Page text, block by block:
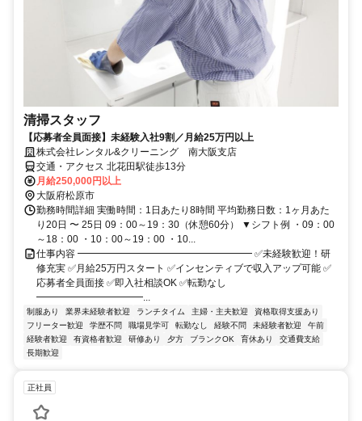
清掃スタッフ
【応募者全員面接】未経験入社9割／月給25万円以上
株式会社レンタル&クリーニング 南大阪支店
交通・アクセス 北花田駅徒歩13分
月給250,000円以上
大阪府松原市
勤務時間詳細 実働時間：1日あたり8時間 平均勤務日数：1ヶ月あた
り20日 〜 25日 09：00～19：30（休憩60分） ▼シフト例 ・09：00
～18：00 ・10：00～19：00 ・10...
仕事内容 ━━━━━━━━━━━━━━━━━━ ✅未経験歓迎！研
修充実 ✅月給25万円スタート ✅インセンティブで収入アップ可能 ✅
応募者全員面接 ✅即入社相談OK ✅転勤なし
━━━━━━━━━━━...
制服あり 業界未経験者歓迎 ランチタイム 主婦・主夫歓迎
資格取得支援あり
フリーター歓迎
学歴不問 職場見学可 転勤なし 経験不問 未経験者歓迎
午前
経験者歓迎
有資格者歓迎 研修あり 夕方 ブランクOK 育休あり
交通費支給
長期歓迎
正社員